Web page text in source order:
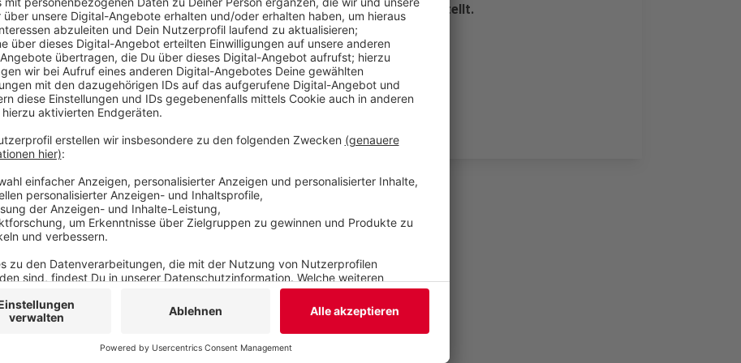
getrunken haben könnte, und seinen Führerschein sichergestellt.
Veröffentlicht:Montag, 13.03.2023 06:40
Anzeige